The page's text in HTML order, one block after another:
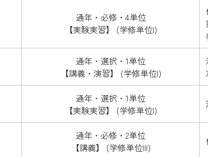
通年・必修・4単位
【実験実習】 (学修単位I)
通年・選択・1単位
【講義・演習】 (学修単位I)
通年・選択・1単位
【実験実習】 (学修単位I)
通年・必修・2単位
【講義】 (学修単位III)